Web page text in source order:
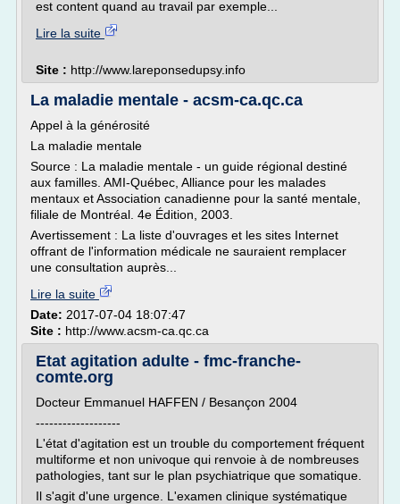
est content quand au travail par exemple...
Lire la suite
Site : http://www.lareponsedupsy.info
La maladie mentale - acsm-ca.qc.ca
Appel à la générosité
La maladie mentale
Source : La maladie mentale - un guide régional destiné
aux familles. AMI-Québec, Alliance pour les malades
mentaux et Association canadienne pour la santé mentale,
filiale de Montréal. 4e Édition, 2003.
Avertissement : La liste d'ouvrages et les sites Internet
offrant de l'information médicale ne sauraient remplacer
une consultation auprès...
Lire la suite
Date: 2017-07-04 18:07:47
Site : http://www.acsm-ca.qc.ca
Etat agitation adulte - fmc-franche-
comte.org
Docteur Emmanuel HAFFEN / Besançon 2004
-------------------
L'état d'agitation est un trouble du comportement fréquent
multiforme et non univoque qui renvoie à de nombreuses
pathologies, tant sur le plan psychiatrique que somatique.
Il s'agit d'une urgence. L'examen clinique systématique